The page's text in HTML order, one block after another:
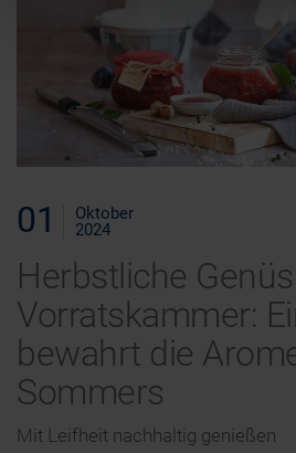
01
Oktober
2024
Herbstliche
Vorratskammer:
bewahrt die
Sommers
Mit Leifheit nachhaltig genießen